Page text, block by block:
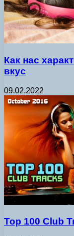
Как нас
вкус
09.02.2022
Top 100 Club